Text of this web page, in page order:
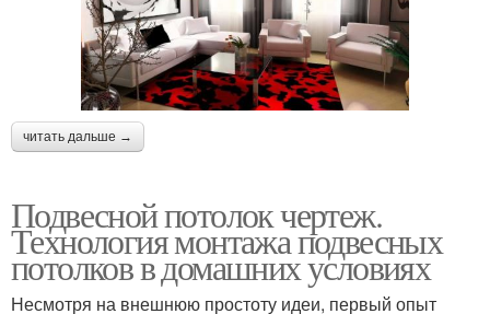
читать дальше →
Подвесной потолок чертеж.
Технология монтажа подвесных
потолков в домашних условиях
Несмотря на внешнюю простоту идеи, первый опыт